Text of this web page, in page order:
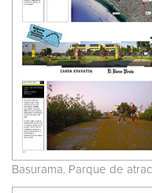
Basurama. Parque de